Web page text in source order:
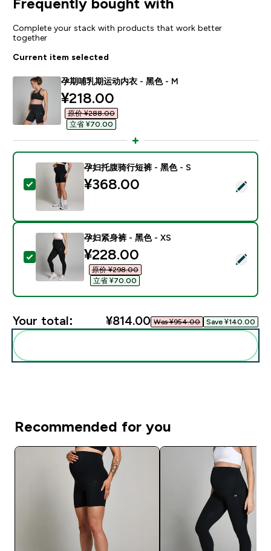
Complete your stack with products that work better
together
Current item selected
孕期哺乳期运动内衣 - 黑色 - M
discounted price
¥218.00‎
原价 ¥288.00‎
立省 ¥70.00‎
Select this product - 孕妇托腹骑行短裤 - 黑色 - S
孕妇托腹骑行短裤 - 黑色 - S
¥368.00‎
Select this product - 孕妇紧身裤 - 黑色 - XS
孕妇紧身裤 - 黑色 - XS
discounted price
¥228.00‎
原价 ¥298.00‎
立省 ¥70.00‎
Your total: ¥814.00‎ Was ¥954.00‎ Save ¥140.00‎
Recommended for you